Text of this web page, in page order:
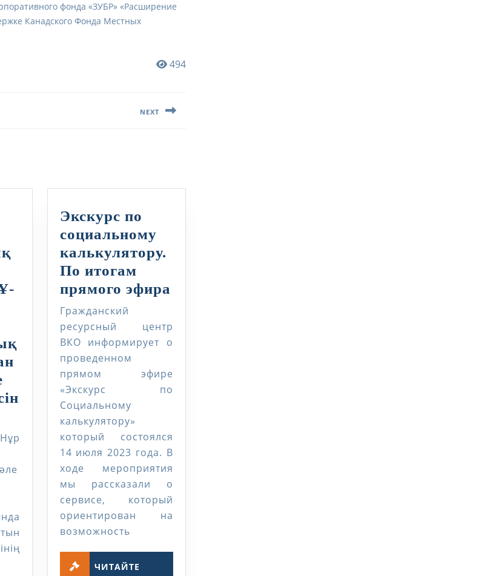
фонда «ЗУБР» «Расширение
Канадского Фонда Местных
494
NEXT
Экскурс по
социальному
калькулятору.
По итогам
прямого эфира
социальному
калькулятору.
итогам
прямого
Гражданский
ресурсный центр
ВКО информирует о
проведенном
прямом эфире
«Экскурс по
Социальному
калькулятору»
который состоялся
14 июля 2023 года. В
ходе мероприятия
мы рассказали о
сервисе, который
ориентирован на
возможность
ЧИТАЙТЕ